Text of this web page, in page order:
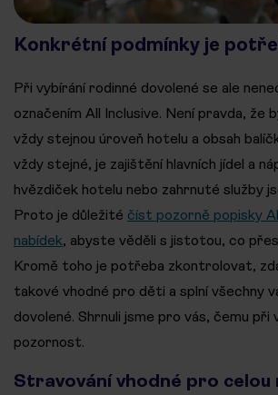
Konkrétní podmínky je
Při vybírání rodinné dovolené se ale
označením All Inclusive. Není pravda, že
vždy stejnou úroveň hotelu a obsah
vždy stejné, je zajištění hlavních jídel a
hvězdiček hotelu nebo zahrnuté služby
Proto je důležité číst pozorně popisky
nabídek, abyste věděli s jistotou, co
Kromě toho je potřeba zkontrolovat,
takové vhodné pro děti a splní všechny
dovolené. Shrnuli jsme pro vás, čemu při
pozornost.
Stravování vhodné pro celou